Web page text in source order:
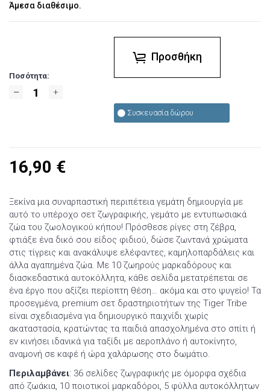
Άμεσα διαθέσιμο.
Ποσότητα:
Προσθήκη
Συσκευασία δώρου
16,90 €
Ξεκίνα μια συναρπαστική περιπέτεια γεμάτη δημιουργία με
αυτό το υπέροχο σετ ζωγραφικής, γεμάτο με εντυπωσιακά
ζώα του ζωολογικού κήπου! Πρόσθεσε ρίγες στη ζέβρα,
φτιάξε ένα δικό σου είδος φιδιού, δώσε ζωντανά χρώματα
στις τίγρεις και ανακάλυψε ελέφαντες, καμηλοπαρδάλεις και
άλλα αγαπημένα ζώα. Με 10 ζωηρούς μαρκαδόρους και
διασκεδαστικά αυτοκόλλητα, κάθε σελίδα μετατρέπεται σε
ένα έργο που αξίζει περίοπτη θέση… ακόμα και στο ψυγείο! Τα
προσεγμένα, premium σετ δραστηριοτήτων της Tiger Tribe
είναι σχεδιασμένα για δημιουργικό παιχνίδι χωρίς
ακαταστασία, κρατώντας τα παιδιά απασχολημένα στο σπίτι ή
εν κινήσει ιδανικά για ταξίδι με αεροπλάνο ή αυτοκίνητο,
αναμονή σε καφέ ή ώρα χαλάρωσης στο δωμάτιο.
Περιλαμβάνει: 36 σελίδες ζωγραφικής με όμορφα σχέδια
από ζωάκια, 10 ποιοτικοί μαρκαδόροι, 5 φύλλα αυτοκόλλητων